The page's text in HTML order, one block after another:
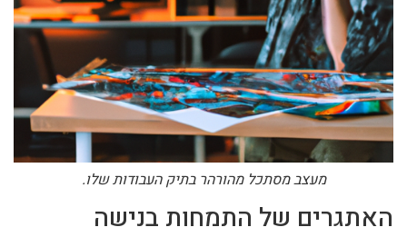
מעצב מסתכל מהורהר בתיק העבודות שלו.
האתגרים של התמחות בנישה